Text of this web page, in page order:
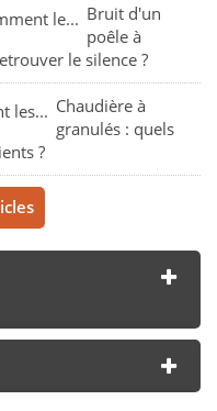
Bruit d'un
poêle à
le silence ?
Chaudière à
granulés : quels
?